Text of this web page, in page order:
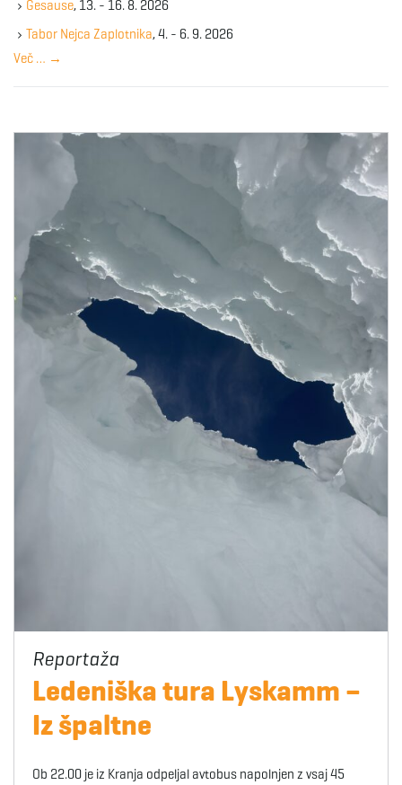
e
y
w
r
Gesause, 13. - 16. 8. 2026
Tabor Nejca Zaplotnika, 4. - 6. 9. 2026
Več … →
Ledeniška tura Lyskamm –
Iz špaltne
Ob 22.00 je iz Kranja odpeljal avtobus napolnjen z vsaj 45